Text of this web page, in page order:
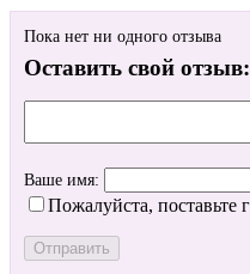
Пока нет ни одного отзыва
Оставить свой отзыв:
Ваше имя:
Пожалуйста, поставьте